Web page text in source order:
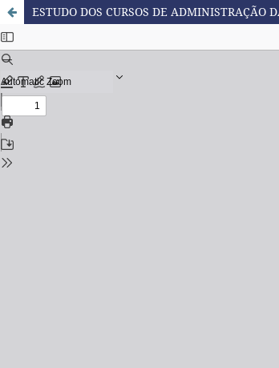
ESTUDO DOS CURSOS DE ADMINISTRAÇÃO